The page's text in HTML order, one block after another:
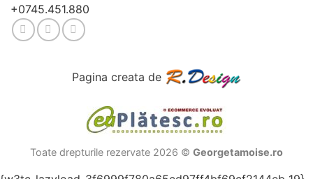
+0745.451.880
Pagina creata de
Toate drepturile rezervate 2026 © Georgetamoise.ro